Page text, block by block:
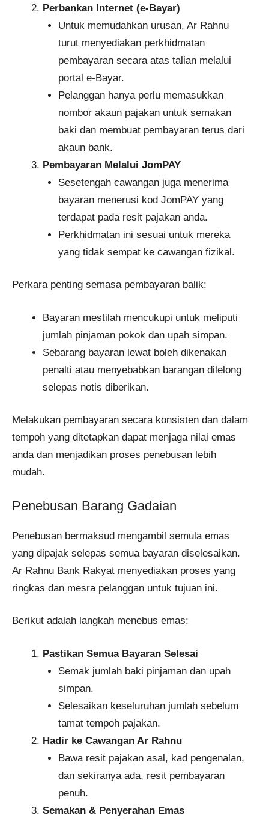
Perbankan Internet (e-Bayar)
Untuk memudahkan urusan, Ar Rahnu
turut menyediakan perkhidmatan
pembayaran secara atas talian melalui
portal e-Bayar.
Pelanggan hanya perlu memasukkan
nombor akaun pajakan untuk semakan
baki dan membuat pembayaran terus dari
akaun bank.
Pembayaran Melalui JomPAY
Sesetengah cawangan juga menerima
bayaran menerusi kod JomPAY yang
terdapat pada resit pajakan anda.
Perkhidmatan ini sesuai untuk mereka
yang tidak sempat ke cawangan fizikal.
Perkara penting semasa pembayaran balik:
Bayaran mestilah mencukupi untuk meliputi
jumlah pinjaman pokok dan upah simpan.
Sebarang bayaran lewat boleh dikenakan
penalti atau menyebabkan barangan dilelong
selepas notis diberikan.
Melakukan pembayaran secara konsisten dan dalam
tempoh yang ditetapkan dapat menjaga nilai emas
anda dan menjadikan proses penebusan lebih
mudah.
Penebusan Barang Gadaian
Penebusan bermaksud mengambil semula emas
yang dipajak selepas semua bayaran diselesaikan.
Ar Rahnu Bank Rakyat menyediakan proses yang
ringkas dan mesra pelanggan untuk tujuan ini.
Berikut adalah langkah menebus emas:
Pastikan Semua Bayaran Selesai
Semak jumlah baki pinjaman dan upah
simpan.
Selesaikan keseluruhan jumlah sebelum
tamat tempoh pajakan.
Hadir ke Cawangan Ar Rahnu
Bawa resit pajakan asal, kad pengenalan,
dan sekiranya ada, resit pembayaran
penuh.
Semakan & Penyerahan Emas